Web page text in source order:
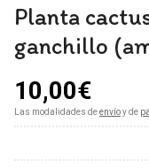
Planta
ganchillo
10,00€
Las modalidades deenvíoy de